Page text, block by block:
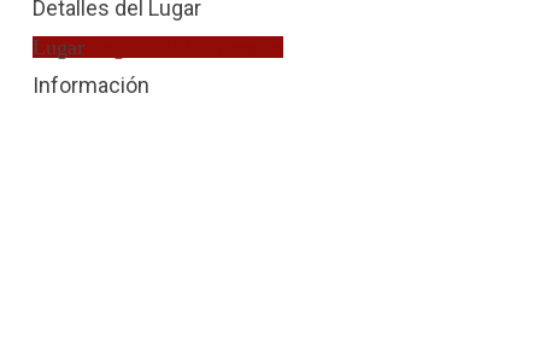
Detalles del Lugar
LugarJuzgado de Instrucción
Información